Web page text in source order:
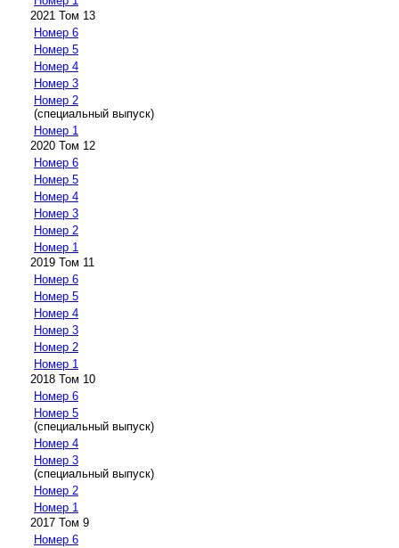
2021 Том 13
Номер 6
Номер 5
Номер 4
Номер 3
Номер 2
(специальный выпуск)
Номер 1
2020 Том 12
Номер 6
Номер 5
Номер 4
Номер 3
Номер 2
Номер 1
2019 Том 11
Номер 6
Номер 5
Номер 4
Номер 3
Номер 2
Номер 1
2018 Том 10
Номер 6
Номер 5
(специальный выпуск)
Номер 4
Номер 3
(специальный выпуск)
Номер 2
Номер 1
2017 Том 9
Номер 6